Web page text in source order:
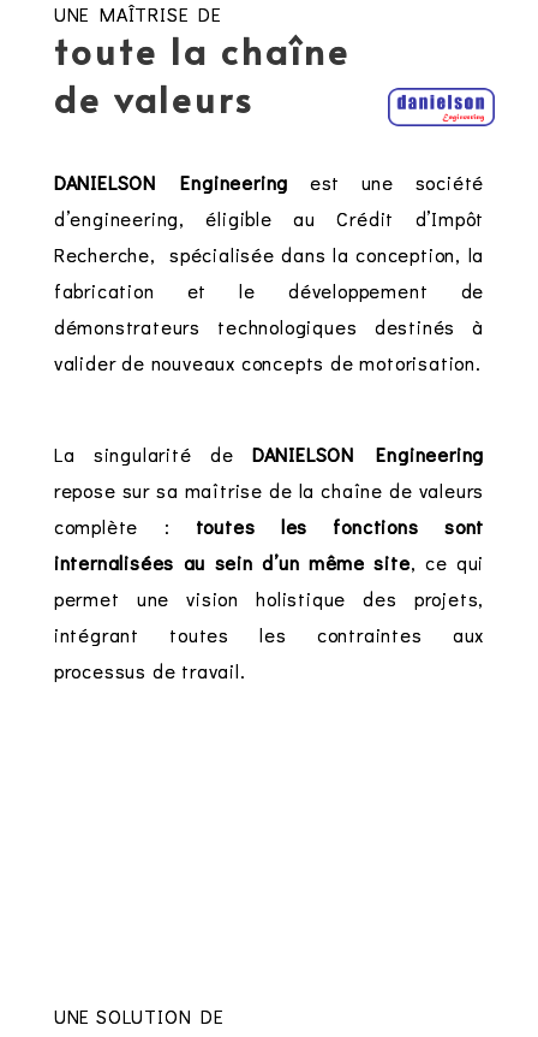
UNE MAÎTRISE DE
toute la chaîne
de valeurs
DANIELSON Engineering est une société
d’engineering, éligible au Crédit d’Impôt
Recherche, spécialisée dans la conception, la
fabrication et le développement de
démonstrateurs technologiques destinés à
valider de nouveaux concepts de motorisation.
La singularité de DANIELSON Engineering
repose sur sa maîtrise de la chaîne de valeurs
complète : toutes les fonctions sont
internalisées au sein d’un même site, ce qui
permet une vision holistique des projets,
intégrant toutes les contraintes aux
processus de travail.
UNE SOLUTION DE